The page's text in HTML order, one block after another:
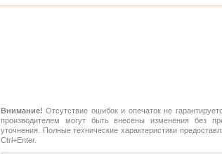
Внимание! Отсутствие ошибок и опечаток не
производителем могут быть внесены изменения без
уточнения. Полные технические характеристики
Ctrl+Enter.